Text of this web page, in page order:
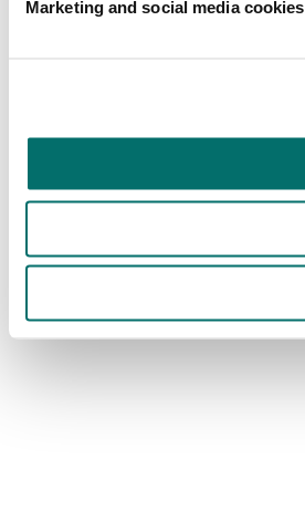
Marketing and social media cookies